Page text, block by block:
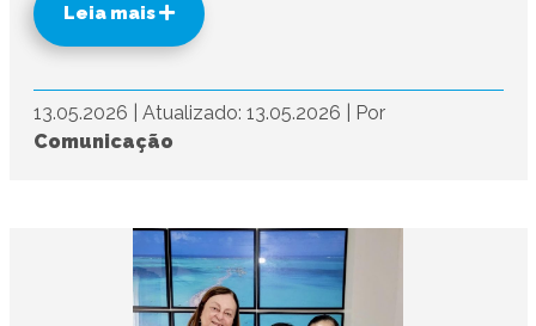
Leia mais
13.05.2026 Atualizado: 13.05.2026
Por
Comunicação